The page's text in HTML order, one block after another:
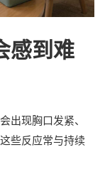
感到难
出现胸口发紧、
些反应常与持续